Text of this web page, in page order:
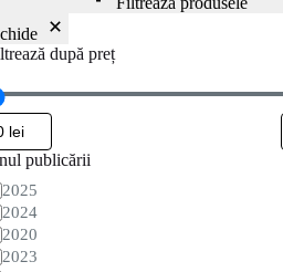
după preț
publicării
2025
2024
2020
2023